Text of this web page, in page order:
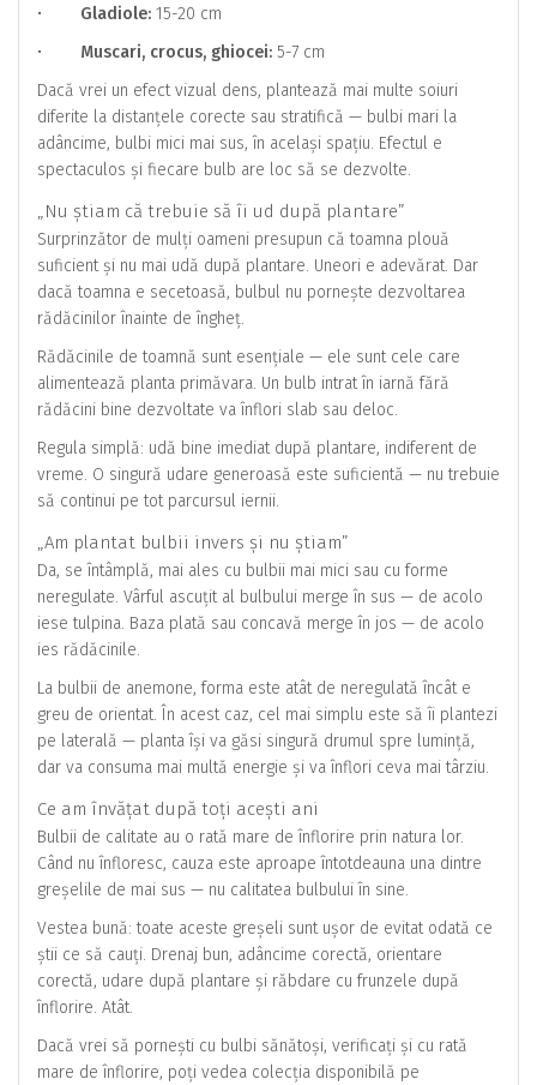
• Gladiole: 15-20 cm
• Muscari, crocus, ghiocei: 5-7 cm
Dacă vrei un efect vizual dens, plantează mai multe soiuri
diferite la distanțele corecte sau stratifică — bulbi mari la
adâncime, bulbi mici mai sus, în același spațiu. Efectul e
spectaculos și fiecare bulb are loc să se dezvolte.
„Nu știam că trebuie să îi ud după plantare”
Surprinzător de mulți oameni presupun că toamna plouă
suficient și nu mai udă după plantare. Uneori e adevărat. Dar
dacă toamna e secetoasă, bulbul nu pornește dezvoltarea
rădăcinilor înainte de îngheț.
Rădăcinile de toamnă sunt esențiale — ele sunt cele care
alimentează planta primăvara. Un bulb intrat în iarnă fără
rădăcini bine dezvoltate va înflori slab sau deloc.
Regula simplă: udă bine imediat după plantare, indiferent de
vreme. O singură udare generoasă este suficientă — nu trebuie
să continui pe tot parcursul iernii.
„Am plantat bulbii invers și nu știam”
Da, se întâmplă, mai ales cu bulbii mai mici sau cu forme
neregulate. Vârful ascuțit al bulbului merge în sus — de acolo
iese tulpina. Baza plată sau concavă merge în jos — de acolo
ies rădăcinile.
La bulbii de anemone, forma este atât de neregulată încât e
greu de orientat. În acest caz, cel mai simplu este să îi plantezi
pe laterală — planta își va găsi singură drumul spre lumință,
dar va consuma mai multă energie și va înflori ceva mai târziu.
Ce am învățat după toți acești ani
Bulbii de calitate au o rată mare de înflorire prin natura lor.
Când nu înfloresc, cauza este aproape întotdeauna una dintre
greșelile de mai sus — nu calitatea bulbului în sine.
Vestea bună: toate aceste greșeli sunt ușor de evitat odată ce
știi ce să cauți. Drenaj bun, adâncime corectă, orientare
corectă, udare după plantare și răbdare cu frunzele după
înflorire. Atât.
Dacă vrei să pornești cu bulbi sănătoși, verificați și cu rată
mare de înflorire, poți vedea colecția disponibilă pe